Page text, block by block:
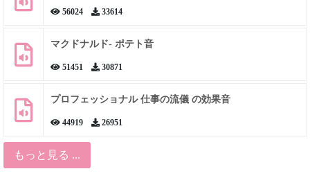
56024 33614
マクドナルド- ポテト音
51451 30871
プロフェッショナル 仕事の流儀 の効果音
44919 26951
もっと見る ...